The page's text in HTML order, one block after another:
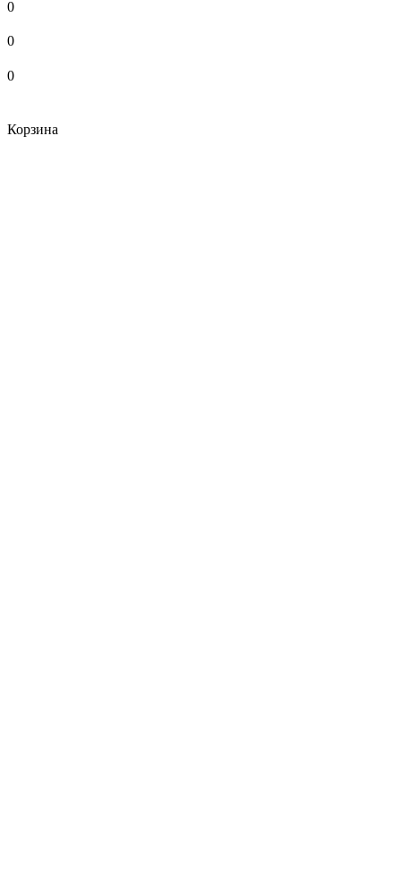
0
0
0
Корзина